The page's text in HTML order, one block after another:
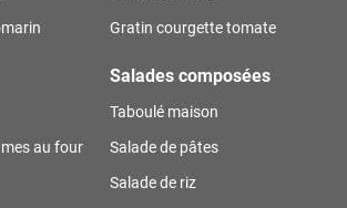
Gratin courgette tomate
au four
Salades composées
Taboulé maison
Salade de pâtes
Salade de riz